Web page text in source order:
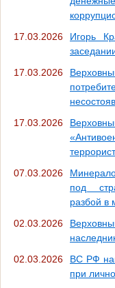
17.03.2026
Игорь
17.03.2026
17.03.2026
07.03.2026
под
разбой в
02.03.2026
02.03.2026
ВС РФ
при